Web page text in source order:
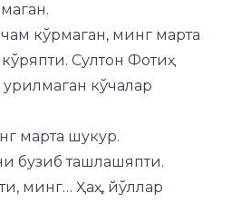
кўрмаган, минг марта
Султон Фотиҳ
урилмаган кўчалар
марта шукур.
бузиб ташлашяпти.
минг… Ҳаҳ, йўллар